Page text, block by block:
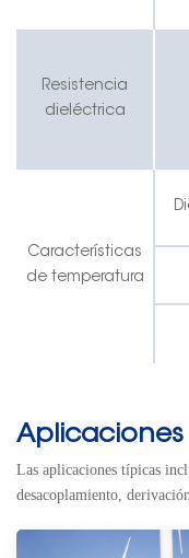
Resistencia
dieléctrica
Características
de temperatura
Aplicaciones
Las aplicaciones típicas
desacoplamiento,